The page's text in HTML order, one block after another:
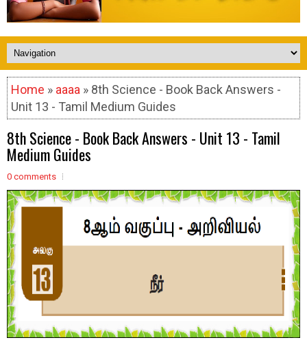
Home » aaaa » 8th Science - Book Back Answers -
Unit 13 - Tamil Medium Guides
8th Science - Book Back Answers - Unit 13 - Tamil
Medium Guides
0 comments